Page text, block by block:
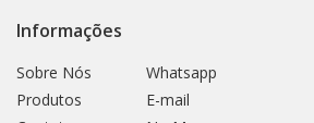
Informações
Sobre Nós
Produtos
Whatsapp
E-mail